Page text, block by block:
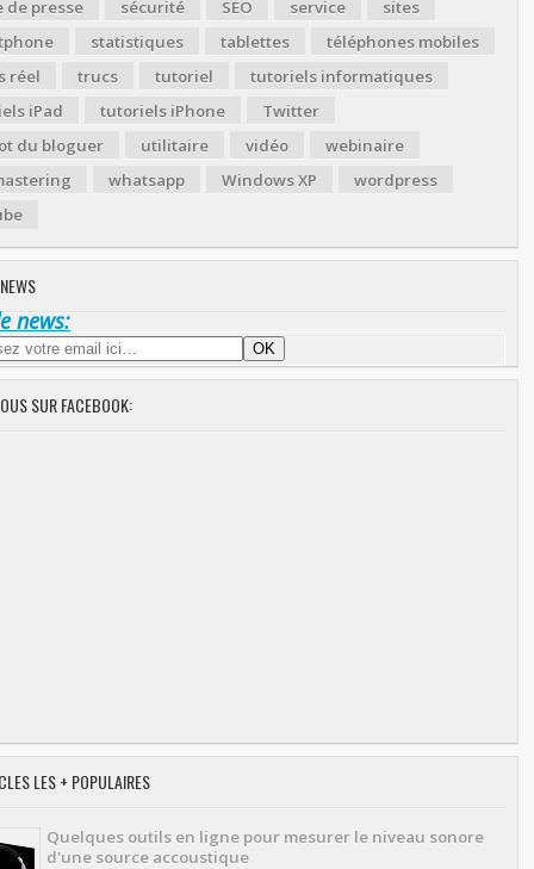
de presse
sécurité SEO service
sites
statistiques tablettes
téléphones mobiles
réel
trucs tutoriel
tutoriels informatiques
iPad
tutoriels iPhone
Twitter
du bloguer
utilitaire vidéo
webinaire
whatsapp Windows XP
wordpress
news:
SUR FACEBOOK:
LES + POPULAIRES
Quelques outils en ligne pour mesurer le niveau sonore
d'une source accoustique